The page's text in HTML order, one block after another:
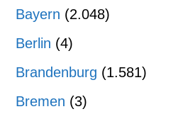
Bayern (2.048)
Berlin (4)
Brandenburg (1.581)
Bremen (3)